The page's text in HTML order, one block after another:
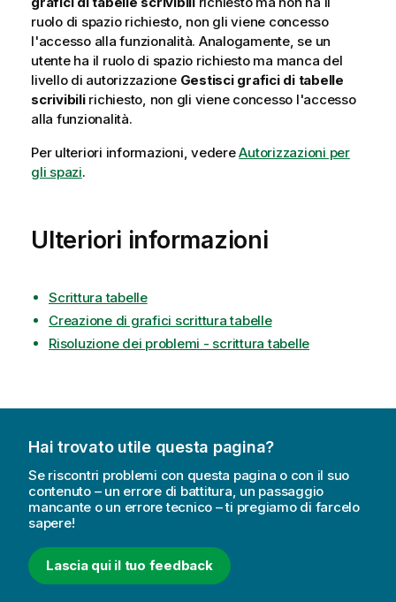
ruolo di spazio richiesto, non gli viene concesso
l'accesso alla funzionalità. Analogamente, se un
utente ha il ruolo di spazio richiesto ma manca del
livello di autorizzazione Gestisci grafici di tabelle
scrivibilirichiesto, non gli viene concesso l'accesso
alla funzionalità.
Per ulteriori informazioni, vedereAutorizzazioni per
gli spazi.
Ulteriori informazioni
Scrittura tabelle
Creazione di grafici scrittura tabelle
Risoluzione dei problemi - scrittura tabelle
Hai trovato utile questa pagina?
Se riscontri problemi con questa pagina o con il suo
contenuto – un errore di battitura, un passaggio
mancante o un errore tecnico – ti pregiamo di farcelo
sapere!
Lascia qui il tuo feedback